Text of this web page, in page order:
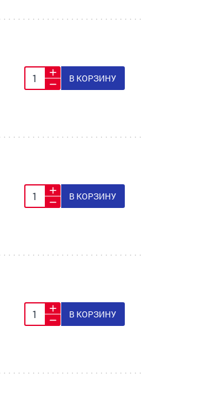
В КОРЗИНУ
В КОРЗИНУ
В КОРЗИНУ